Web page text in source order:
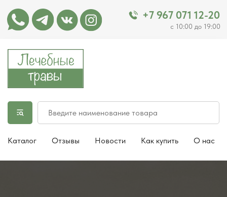
+7 967 071 12-20
с 10:00 до 19:00
Каталог Отзывы Новости Как купить О нас